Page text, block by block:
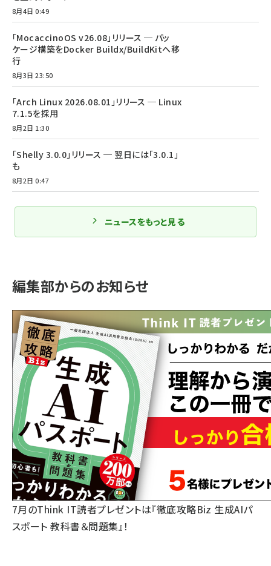
8月4日 0:49
「MocaccinoOS v26.08」リリース ─ パッ
ケージ構築をDocker Buildx/BuildKitへ移
行
8月3日 23:50
「Arch Linux 2026.08.01」リリース ─ Linux
7.1.5を採用
8月2日 1:30
「Shelly 3.0.0」リリース ─ 翌日には「3.0.1」
も
8月2日 0:47
ニュースをもっと見る
編集部からのお知らせ
7月のThink IT読者プレゼントは『徹底攻略Biz 生成AIパ
スポート 教科書＆問題集』！